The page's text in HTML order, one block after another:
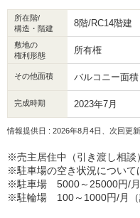
所在階/
構造・階建
8階/RC14階建
敷地の
権利形態
所有権
その他面積 バルコニー面積
完成時期 2023年7月
情報提供日 : 2026年8月4日、次回更
※売主居住中（引き渡し相談
※駐車場の空き状況について
※駐車場 5000～25000円/月
※駐輪場 100～1000円/月（